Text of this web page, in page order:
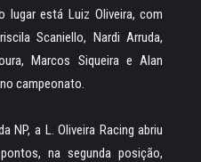
lugar está Luiz Oliveira, com
Scaniello, Nardi Arruda,
Marcos Siqueira e Alan
campeonato.
NP, a L. Oliveira Racing abriu
na segunda posição,